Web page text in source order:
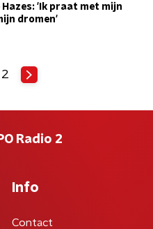
Hazes: 'Ik praat met mijn
dromen'
2
Radio 2
Info
Contact